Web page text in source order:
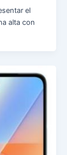
el
alta con